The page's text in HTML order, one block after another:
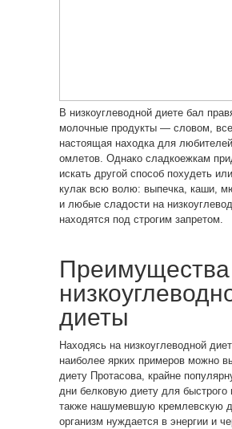
В низкоуглеводной диете бал
молочные продукты — словом,
настоящая находка для
омлетов. Однако сладкоежкам
искать другой способ похудеть
кулак всю волю: выпечка, каши,
и любые сладости на
находятся под строгим запретом.
Преимущества
диеты
Находясь на низкоуглеводной
наиболее ярких примеров можно
диету Протасова, крайне
дни белковую диету для быстрого
также нашумевшую кремлевскую
организм нуждается в энергии и